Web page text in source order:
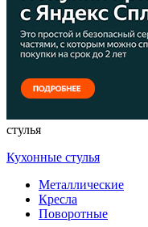
стулья
Кухонные стулья
Металлические
Кресла
Поворотные